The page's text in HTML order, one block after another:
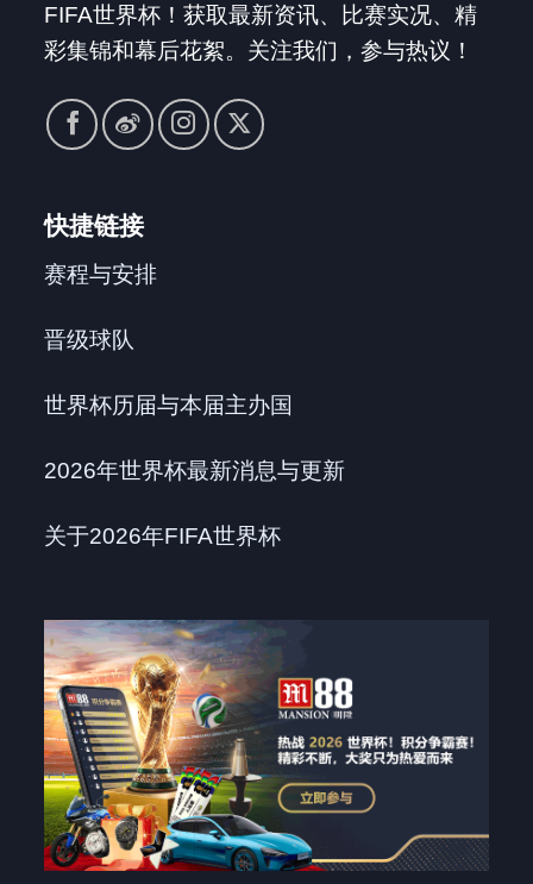
FIFA世界杯！获取最新资讯、比赛实况、精
彩集锦和幕后花絮。关注我们，参与热议！
快捷链接
赛程与安排
晋级球队
世界杯历届与本届主办国
2026年世界杯最新消息与更新
关于2026年FIFA世界杯